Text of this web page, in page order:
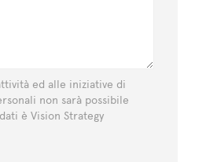
ed alle iniziative di
non sarà possibile
è Vision Strategy